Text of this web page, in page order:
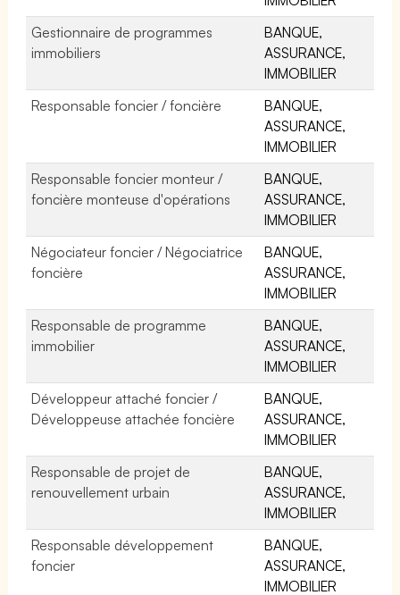
Gestionnaire de programmes
immobiliers
BANQUE,
ASSURANCE,
IMMOBILIER
Responsable foncier / foncière
BANQUE,
ASSURANCE,
IMMOBILIER
Responsable foncier monteur /
foncière monteuse d'opérations
BANQUE,
ASSURANCE,
IMMOBILIER
Négociateur foncier / Négociatrice
foncière
BANQUE,
ASSURANCE,
IMMOBILIER
Responsable de programme
immobilier
BANQUE,
ASSURANCE,
IMMOBILIER
Développeur attaché foncier /
Développeuse attachée foncière
BANQUE,
ASSURANCE,
IMMOBILIER
Responsable de projet de
renouvellement urbain
BANQUE,
ASSURANCE,
IMMOBILIER
Responsable développement
foncier
BANQUE,
ASSURANCE,
IMMOBILIER